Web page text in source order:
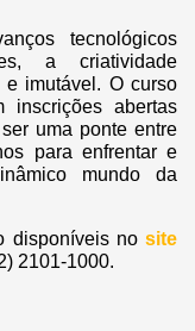
tecnológicos
a criatividade
e imutável. O curso
inscrições abertas
uma ponte entre
para enfrentar e
mundo da
disponíveis no site
2101-1000.